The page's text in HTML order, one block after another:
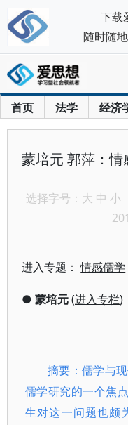
首页 法学 经济
蒙培元 郭萍：
选择字号： 大 中 小
进入专题：情感儒学
● 蒙培元(进入专栏)
摘要：儒学与
儒学研究的一个焦
生对这一问题也颇
下载
随时随